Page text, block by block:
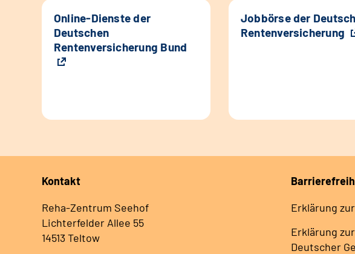
Online-Dienste der
Deutschen
Rentenversicherung Bund
Jobbörse der
Rentenversicherung
Kontakt
Reha-Zentrum Seehof
Lichterfelder Allee 55
14513 Teltow
Erklärung
Erklärung
Deutscher